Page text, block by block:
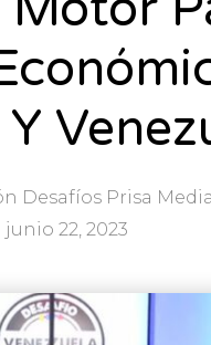
Desafíos Prisa Media
junio 22, 2023